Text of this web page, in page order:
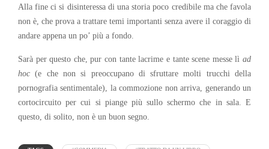
Alla fine ci si disinteressa di una storia poco credibile ma che favola
non è, che prova a trattare temi importanti senza avere il coraggio di
andare appena un po’ più a fondo.
Sarà per questo che, pur con tante lacrime e tante scene messe lì ad
hoc (e che non si preoccupano di sfruttare molti trucchi della
pornografia sentimentale), la commozione non arriva, generando un
cortocircuito per cui si piange più sullo schermo che in sala. E
questo, di solito, non è un buon segno.